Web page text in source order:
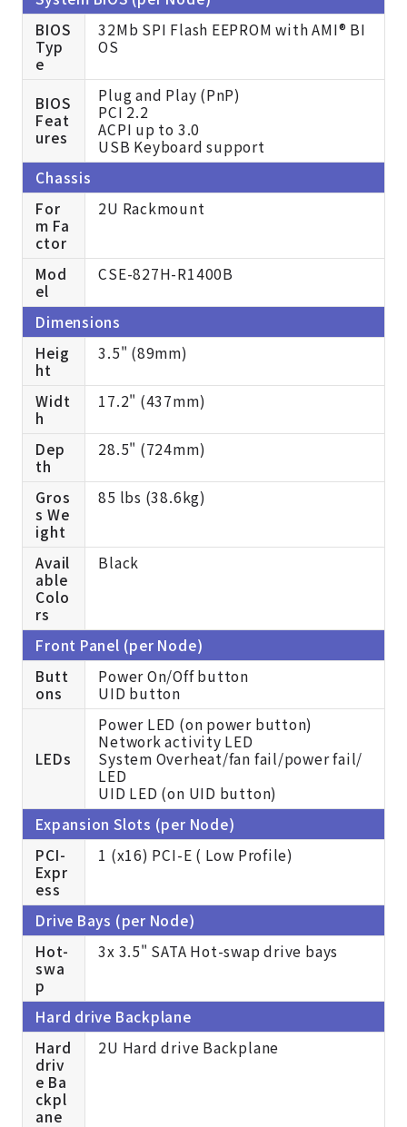
BIOS
Typ
e
32Mb SPI Flash EEPROM with AMI® BI
OS
BIOS
Feat
ures
Plug and Play (PnP)
PCI 2.2
ACPI up to 3.0
USB Keyboard support
Chassis
For
m Fa
ctor
2U Rackmount
Mod
el
CSE-827H-R1400B
Dimensions
Heig
ht
3.5" (89mm)
Widt
h
17.2" (437mm)
Dep
th
28.5" (724mm)
Gros
s We
ight
85 lbs (38.6kg)
Avail
able
Colo
rs
Black
Front Panel (per Node)
Butt
ons
Power On/Off button
UID button
LEDs
Power LED (on power button)
Network activity LED
System Overheat/fan fail/power fail/
LED
UID LED (on UID button)
Expansion Slots (per Node)
PCI-
Expr
ess
1 (x16) PCI-E ( Low Profile)
Drive Bays (per Node)
Hot-
swa
p
3x 3.5" SATA Hot-swap drive bays
Hard drive Backplane
Hard
driv
e Ba
ckpl
ane
2U Hard drive Backplane